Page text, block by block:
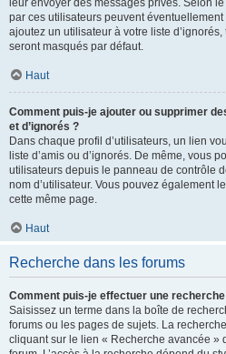
leur envoyer des messages privés. Selon
par ces utilisateurs peuvent
ajoutez un utilisateur à votre liste
seront masqués par défaut.
Haut
Comment puis-je ajouter ou supprimer
et d’ignorés ?
Dans chaque profil d’utilisateurs, un lien
liste d’amis ou d’ignorés. De même, vous
utilisateurs depuis le panneau de contrôle
nom d’utilisateur. Vous pouvez également
cette même page.
Haut
Recherche dans les forums
Comment puis-je effectuer une
Saisissez un terme dans la boîte de
forums ou les pages de sujets. La
cliquant sur le lien « Recherche avancée »